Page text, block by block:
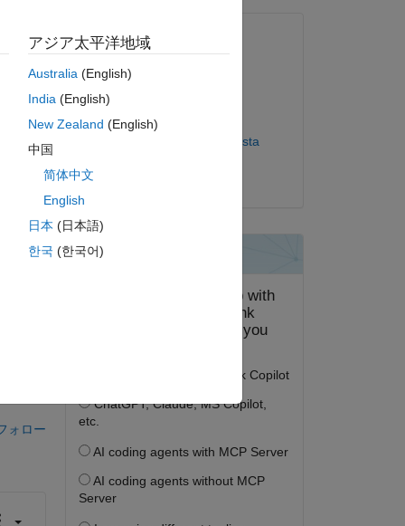
ォロー
質問済み:
2018 年 1 月 17 日
コメント済み:
Augusto Gabriel da Costa
2023 年 7 月 15 日
アジア太平洋地域
Australia(English)
India(English)
New Zealand (English)
中国
简体中文
English
日本 (日本語)
한국 (한국어)